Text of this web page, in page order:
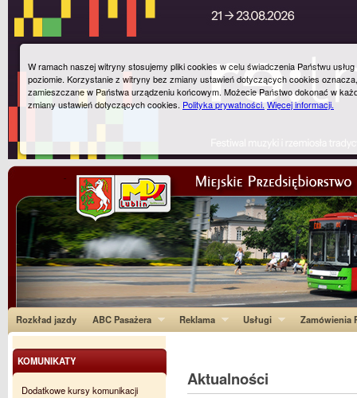
Rozkład jazdy ABC Pasażera Reklama Usługi Zamówienia
Aktualności
KOMUNIKATY
Dodatkowe kursy komunikacji
W ramach naszej witryny stosujemy pliki cookies w celu świadczenia Państwu
poziomie. Korzystanie z witryny bez zmiany ustawień dotyczących cookies
zamieszczane w Państwa urządzeniu końcowym. Możecie Państwo dokonać w
zmiany ustawień dotyczących cookies. Polityka prywatności.Więcej informacji.